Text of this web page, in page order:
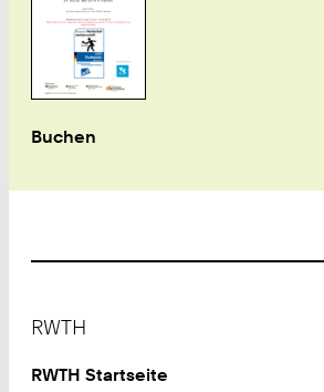
Buchen
RWTH
RWTH Startseite